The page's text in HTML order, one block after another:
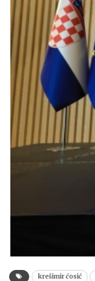
krešimir ćosić